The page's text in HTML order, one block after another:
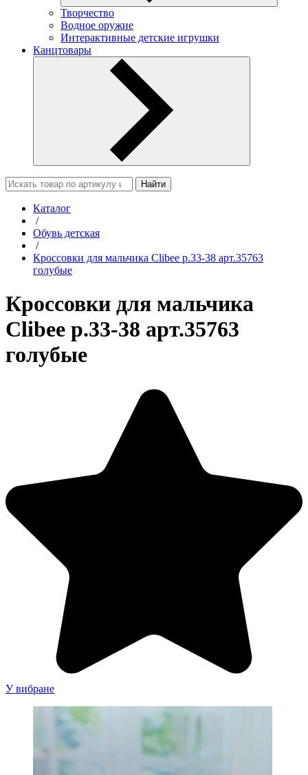
Творчество
Водное оружие
Интерактивные детские игрушки
Канцтовары
Найти
Каталог
/
Обувь детская
/
Кроссовки для мальчика Clibee р.33-38 арт.35763
голубые
Кроссовки для мальчика
Clibee р.33-38 арт.35763
голубые
У вибране